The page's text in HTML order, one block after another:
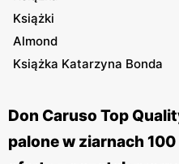
Książki
Almond
Książka Katarzyna Bonda
Don Caruso Top
palone w ziarnach